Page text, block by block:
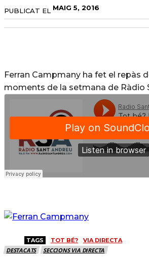
PUBLICAT EL MAIG 5, 2016
Ferran Campmany ha fet el repàs
moments de la setmana de Ràdio
TAGS TOT BÉ? VIA DIRECTA
DESTACATS SECCIONS VIA DIRECTA